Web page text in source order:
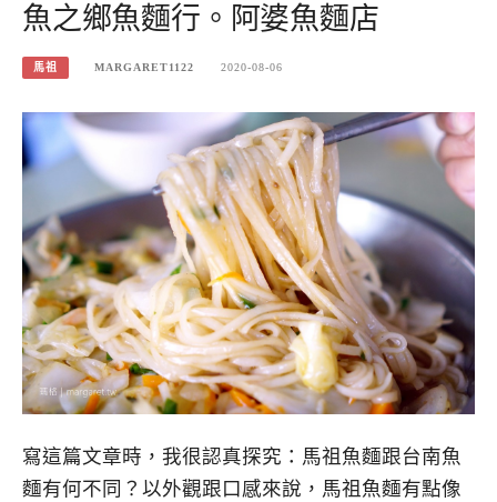
魚之鄉魚麵行。阿婆魚麵店
馬祖 MARGARET1122 2020-08-06
寫這篇文章時，我很認真探究：馬祖魚麵跟台南魚
麵有何不同？以外觀跟口感來說，馬祖魚麵有點像